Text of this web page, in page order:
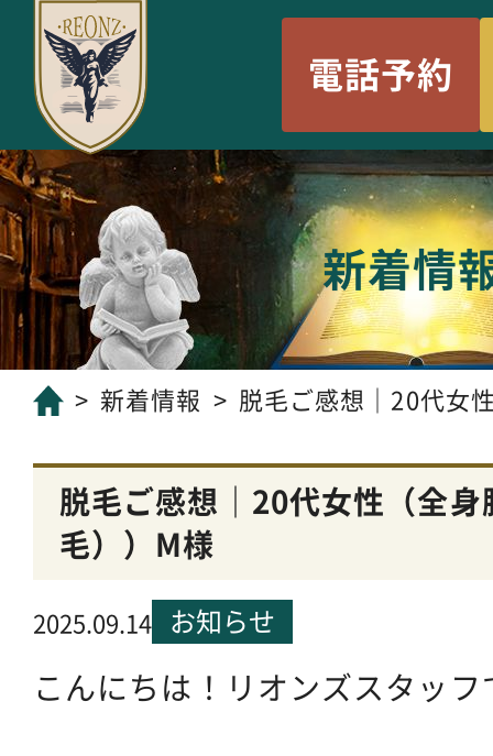
電話予約
新着情
新着情報 脱毛ご感想｜20代女
脱毛ご感想｜20代女性（全
毛））M様
2025.09.14 お知らせ
こんにちは！リオンズスタッフ